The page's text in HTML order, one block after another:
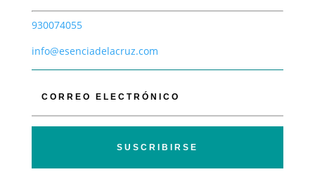
930074055
info@esenciadelacruz.com
SUSCRIBIRSE